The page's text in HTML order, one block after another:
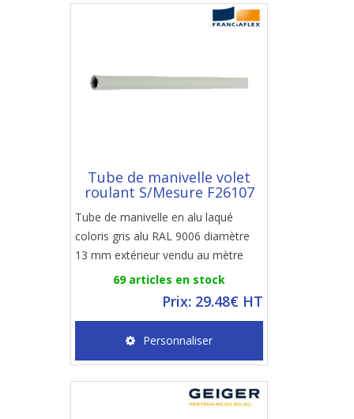
Tube de manivelle volet
roulant S/Mesure F26107
Tube de manivelle en alu laqué
coloris gris alu RAL 9006 diamètre
13 mm extérieur vendu au mètre
69 articles en stock
Prix: 29.48€ HT
Personnaliser